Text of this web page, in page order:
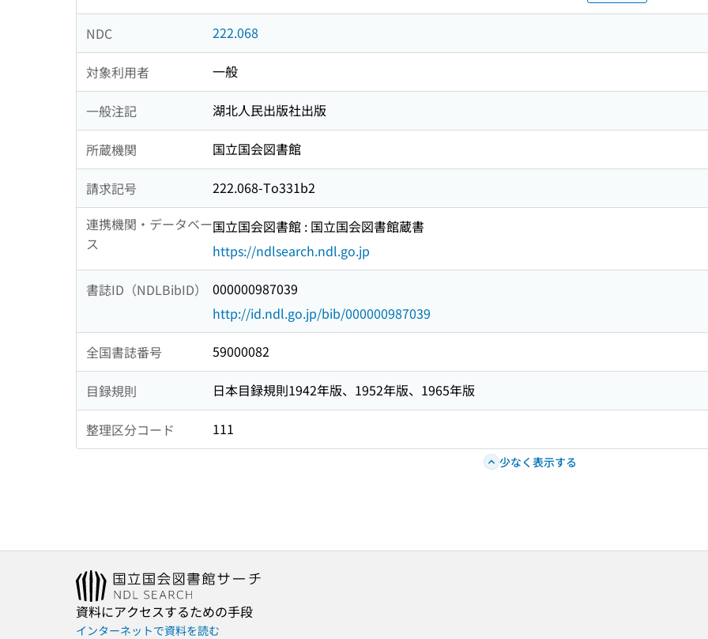
NDC 222.068
対象利用者 一般
一般注記 湖北人民出版社出版
所蔵機関 国立国会図書館
請求記号
222.068-To331b2
連携機関・データベー
ス
国立国会図書館 : 国立国会図書館蔵書
https://ndlsearch.ndl.go.jp
書誌ID（NDLBibID）
000000987039
http://id.ndl.go.jp/bib/000000987039
全国書誌番号 59000082
目録規則 日本目録規則1942年版、1952年版、1965年版
整理区分コード 111
少なく表示する
資料にアクセスするための手段
インターネットで資料を読む